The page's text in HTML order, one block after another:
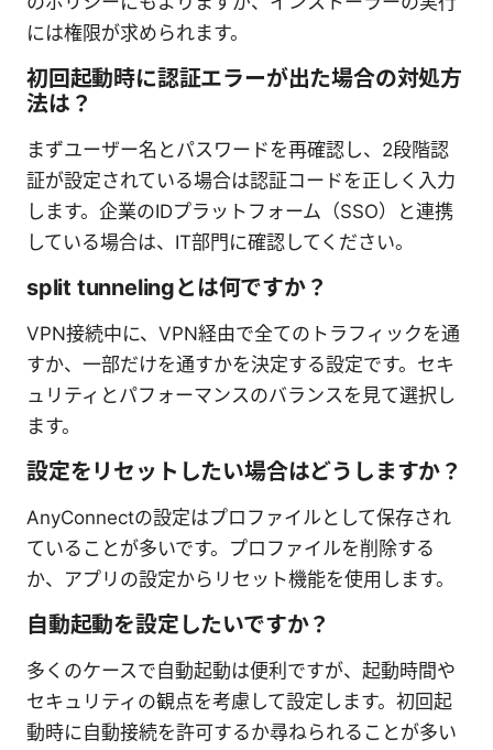
には権限が求められます。
初回起動時に認証エラーが出た場合の対処方
法は？
まずユーザー名とパスワードを再確認し、2段階認
証が設定されている場合は認証コードを正しく入力
します。企業のIDプラットフォーム（SSO）と連携
している場合は、IT部門に確認してください。
split tunnelingとは何ですか？
VPN接続中に、VPN経由で全てのトラフィックを通
すか、一部だけを通すかを決定する設定です。セキ
ュリティとパフォーマンスのバランスを見て選択し
ます。
設定をリセットしたい場合はどうしますか？
AnyConnectの設定はプロファイルとして保存され
ていることが多いです。プロファイルを削除する
か、アプリの設定からリセット機能を使用します。
自動起動を設定したいですか？
多くのケースで自動起動は便利ですが、起動時間や
セキュリティの観点を考慮して設定します。初回起
動時に自動接続を許可するか尋ねられることが多い